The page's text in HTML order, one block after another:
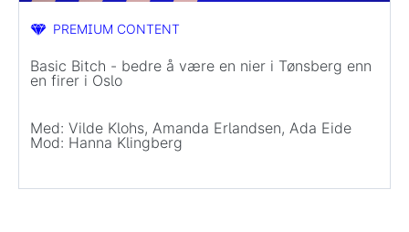
PREMIUM CONTENT
Basic Bitch - bedre å være en nier i Tønsberg enn
en firer i Oslo
Med: Vilde Klohs, Amanda Erlandsen, Ada Eide
Mod: Hanna Klingberg